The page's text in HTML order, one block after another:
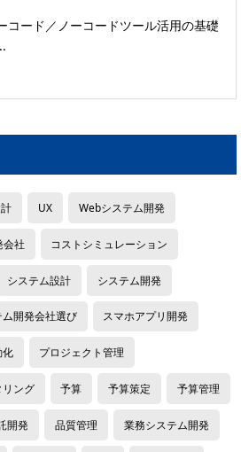
コード／ノーコードツール活用の基礎
UX Webシステム開発
会社 コストシミュレーション
システム設計 システム開発
ム開発会社選び スマホアプリ開発
化 プロジェクト管理
リング 予算 予算策定 予算管理
開発 品質管理 業務システム開発